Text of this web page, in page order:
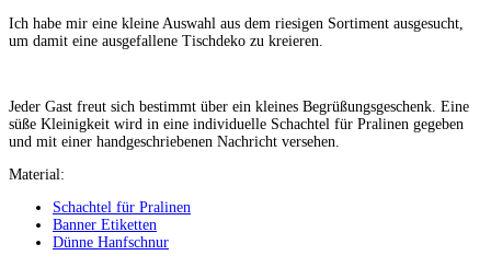
Ich habe mir eine kleine Auswahl aus dem riesigen Sortiment ausgesucht,
um damit eine ausgefallene Tischdeko zu kreieren.
Jeder Gast freut sich bestimmt über ein kleines Begrüßungsgeschenk. Eine
süße Kleinigkeit wird in eine individuelle Schachtel für Pralinen gegeben
und mit einer handgeschriebenen Nachricht versehen.
Material:
Schachtel für Pralinen
Banner Etiketten
Dünne Hanfschnur